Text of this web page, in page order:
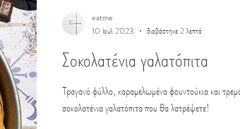
Σοκολατένια γαλατόπιτα
Τραγανό φύλλο, καραμελωμένα φουντούκια και
σοκολατένια γαλατόπιτα που θα λατρέψετε!
eatme
10 Ιουλ 2023
διαβάστηκε 2 λεπτά